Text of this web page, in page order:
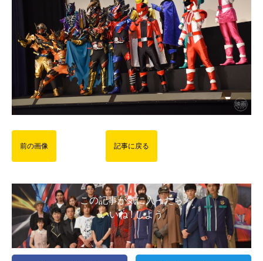
前の画像 記事に戻る
この記事が気に入ったら
いいね ! しよう